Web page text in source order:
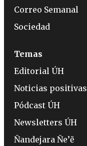
Correo Semanal
Sociedad
Temas
Editorial ÚH
Noticias positivas
Pódcast ÚH
Newsletters ÚH
Ñandejara Ñe’ẽ